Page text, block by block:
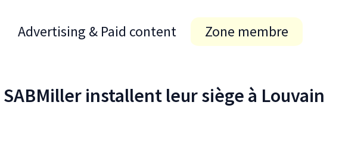
Advertising & Paid content Zone membre
installent leur siège à Louvain